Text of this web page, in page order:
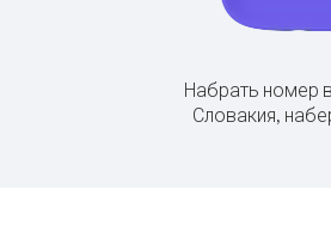
Набрать номер
Словакия,